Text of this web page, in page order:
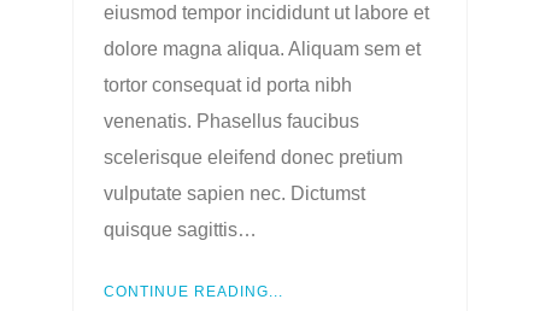
eiusmod tempor incididunt ut labore et
dolore magna aliqua. Aliquam sem et
tortor consequat id porta nibh
venenatis. Phasellus faucibus
scelerisque eleifend donec pretium
vulputate sapien nec. Dictumst
quisque sagittis…
CONTINUE READING...